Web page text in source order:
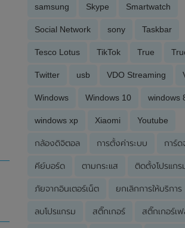
samsung Skype Smartwatch
Social Network sony Taskbar
Tesco Lotus TikTok True
Twitter usb VDO Streaming
Windows Windows 10 windows
windows xp Xiaomi Youtube
กล้องดิจิตอล การตั้งค่าระบบ การ์ด
คีย์บอร์ด ตามกระแส ติดตั้งโปรแกร
ภัยจากอินเตอร์เน็ต ยกเลิกการให้บริการ
ลบโปรแกรม สติ๊กเกอร์ สติ๊กเกอร์เ